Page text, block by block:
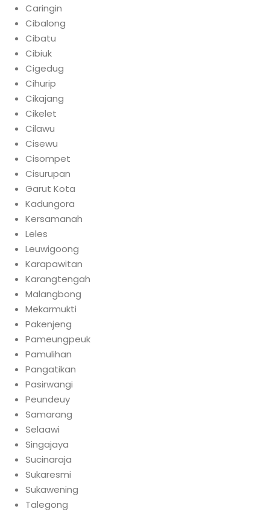
Caringin
Cibalong
Cibatu
Cibiuk
Cigedug
Cihurip
Cikajang
Cikelet
Cilawu
Cisewu
Cisompet
Cisurupan
Garut Kota
Kadungora
Kersamanah
Leles
Leuwigoong
Karapawitan
Karangtengah
Malangbong
Mekarmukti
Pakenjeng
Pameungpeuk
Pamulihan
Pangatikan
Pasirwangi
Peundeuy
Samarang
Selaawi
Singajaya
Sucinaraja
Sukaresmi
Sukawening
Talegong